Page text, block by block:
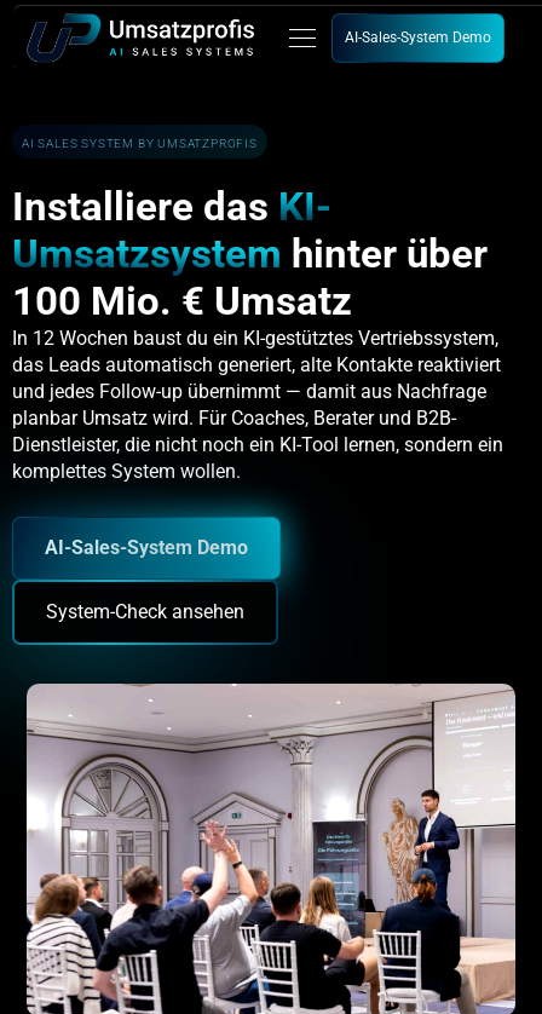
Zum
Inhalt
springen
AI-Sales-System Demo
AI SALES SYSTEM BY UMSATZPROFIS
Installiere das KI-
Umsatzsystem hinter über
100 Mio. € Umsatz
In 12 Wochen baust du ein KI-gestütztes Vertriebssystem,
das Leads automatisch generiert, alte Kontakte reaktiviert
und jedes Follow-up übernimmt — damit aus Nachfrage
planbar Umsatz wird. Für Coaches, Berater und B2B-
Dienstleister, die nicht noch ein KI-Tool lernen, sondern ein
komplettes System wollen.
AI-Sales-System Demo
System-Check ansehen